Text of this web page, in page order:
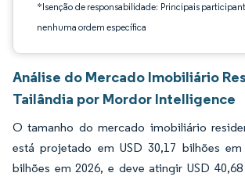
*Isenção de responsabilidade: Principais
nenhuma ordem específica
Análise do Mercado Imobiliário
Tailândia por Mordor Intelligence
O tamanho do mercado imobiliário
está projetado em USD 30,17 bilhões em
bilhões em 2026, e deve atingir USD